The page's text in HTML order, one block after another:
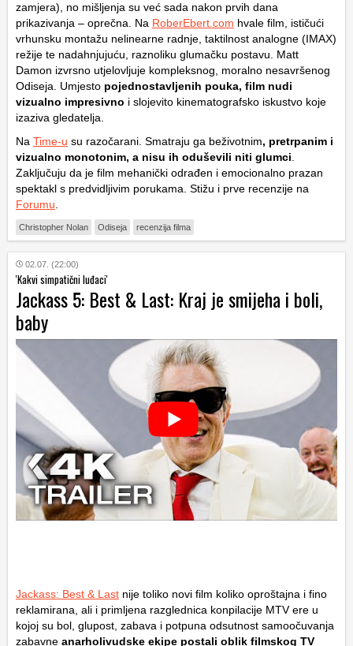
zamjera), no mišljenja su već sada nakon prvih dana
prikazivanja – oprečna. Na RoberEbert.com hvale film, ističući
vrhunsku montažu nelinearne radnje, taktilnost analogne (IMAX)
režije te nadahnjujuću, raznoliku glumačku postavu. Matt
Damon izvrsno utjelovljuje kompleksnog, moralno nesavršenog
Odiseja. Umjesto pojednostavljenih pouka, film nudi
vizualno impresivno i slojevito kinematografsko iskustvo koje
izaziva gledatelja.
Na Time-u su razočarani. Smatraju ga beživotnim, pretrpanim i
vizualno monotonim, a nisu ih oduševili niti glumci
Zaključuju da je film mehanički odrađen i emocionalno prazan
spektakl s predvidljivim porukama. Stižu i prve recenzije na
Forumu
Christopher Nolan Odiseja recenzija filma
02.07. (22:00)
'Kakvi simpatični luđaci'
Jackass 5: Best & Last: Kraj je smijeha i boli,
baby
Jackass: Best & Last nije toliko novi film koliko oproštajna i fino
reklamirana, ali i primljena razglednica konpilacije MTV ere u
kojoj su bol, glupost, zabava i potpuna odsutnost samoočuvanja
zabavne anarholivudske ekipe postali oblik filmskog TV